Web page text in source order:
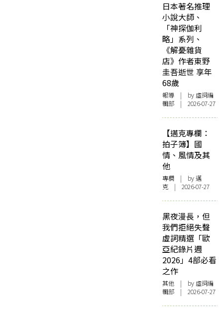
日本著名推理
小說大師、
「神探伽利
略」系列、
《解憂雜貨
店》作者東野
圭吾逝世 享年
68歲
報導 | by 虛詞編
輯部 | 2026-07-27
【邁克專欄：
拍子簿】國
情、風情及其
他
專欄 | by邁
克 | 2026-07-27
黑夜漫長，但
我們拒絕失聲
虛詞精選「歐
亞紀錄片週
2026」4部必看
之作
其他 | by 虛詞編
輯部 | 2026-07-27